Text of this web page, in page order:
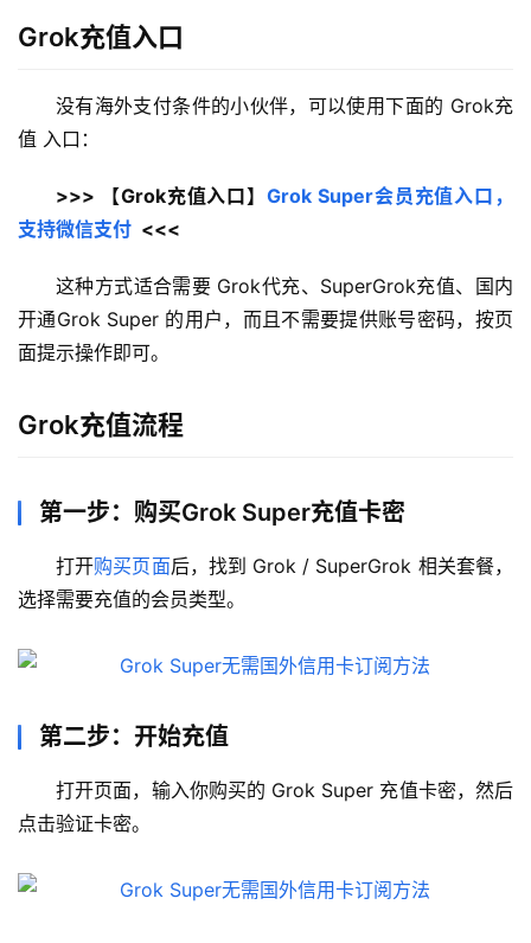
Grok充值入口
没有海外支付条件的小伙伴，可以使用下面的 Grok充
值 入口：
>>> 【Grok充值入口】 Grok Super会员充值入口，
支持微信支付
  <<<
这种方式适合需要 Grok代充、SuperGrok充值、国内
开通Grok Super 的用户，而且不需要提供账号密码，按页
面提示操作即可。
Grok充值流程
第一步：购买Grok Super充值卡密
打开购买页面后，找到 Grok / SuperGrok 相关套餐，
选择需要充值的会员类型。
第二步：开始充值
打开页面，输入你购买的 Grok Super 充值卡密，然后
点击验证卡密。